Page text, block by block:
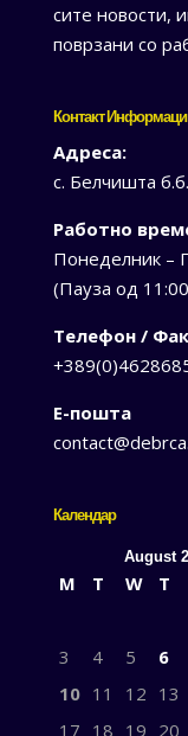
сите новости,
поврзани со
Контакт
Адреса:
с. Белчишта
Работно
Понеделник –
(Пауза од
Телефон /
Е-пошта
Календар
August
M T W T
3
4 5 6
10 11 12 13
17 18 19 20